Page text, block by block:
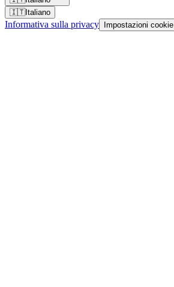
🇮🇹Italiano
Informativa sulla privacy Impostazioni cookie